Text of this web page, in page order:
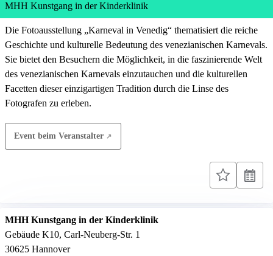
MHH Kunstgang in der Kinderklinik
Die Fotoausstellung „Karneval in Venedig“ thematisiert die reiche
Geschichte und kulturelle Bedeutung des venezianischen Karnevals.
Sie bietet den Besuchern die Möglichkeit, in die faszinierende Welt
des venezianischen Karnevals einzutauchen und die kulturellen
Facetten dieser einzigartigen Tradition durch die Linse des
Fotografen zu erleben.
Event beim Veranstalter
MHH Kunstgang in der Kinderklinik
Gebäude K10, Carl-Neuberg-Str. 1
30625 Hannover